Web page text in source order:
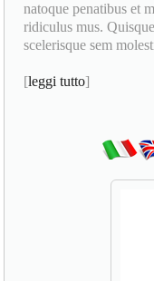
natoque penatibus et
ridiculus mus.
scelerisque sem
[leggi tutto]